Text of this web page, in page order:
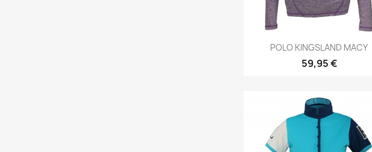
Vista rápida
POLO KINGSLAND MACY
59,95 €